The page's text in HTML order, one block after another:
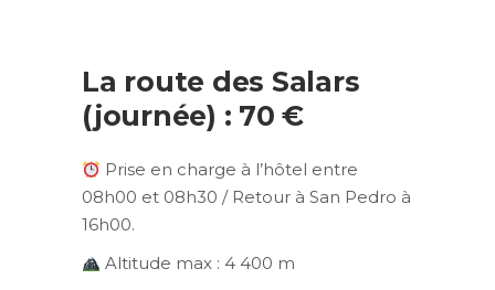
La route des Salars
(journée) : 70 €
Prise en charge à l’hôtel entre
08h00 et 08h30 / Retour à San Pedro à
16h00.
Altitude max : 4 400 m